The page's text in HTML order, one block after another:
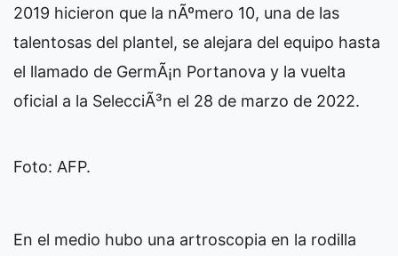
2019 hicieron que la nÃºmero 10, una de las
talentosas del plantel, se alejara del equipo hasta
el llamado de GermÃ¡n Portanova y la vuelta
oficial a la SelecciÃ³n el 28 de marzo de 2022.
Foto: AFP.
En el medio hubo una artroscopia en la rodilla